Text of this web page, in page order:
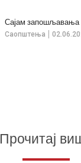
Саопштења
Сајам запошљавања
Прочитај